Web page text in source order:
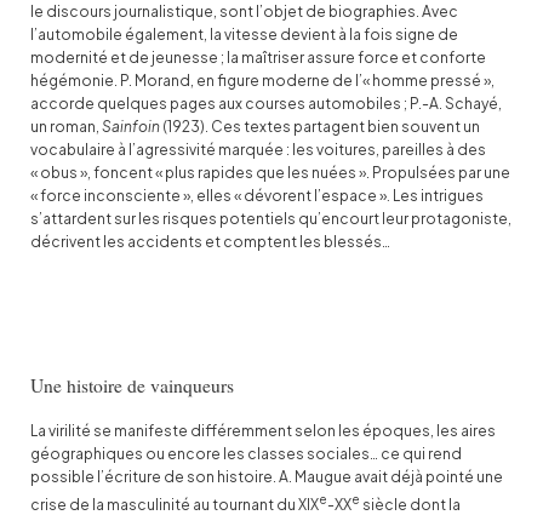
le discours journalistique, sont l’objet de biographies. Avec
l’automobile également, la vitesse devient à la fois signe de
modernité et de jeunesse ; la maîtriser assure force et conforte
hégémonie. P. Morand, en figure moderne de l’« homme pressé »,
accorde quelques pages aux courses automobiles ; P.-A. Schayé,
un roman, Sainfoin (1923). Ces textes partagent bien souvent un
vocabulaire à l’agressivité marquée : les voitures, pareilles à des
« obus », foncent « plus rapides que les nuées ». Propulsées par une
« force inconsciente », elles « dévorent l’espace »
Les intrigues
s’attardent sur les risques potentiels qu’encourt leur protagoniste,
décrivent les accidents et comptent les blessés…
Une histoire de vainqueurs
La virilité se manifeste différemment selon les époques, les aires
géographiques ou encore les classes sociales… ce qui rend
possible l’écriture de son histoire. A. Maugue avait déjà pointé une
crise de la masculinité au tournant du XIXe-XXe siècle dont la